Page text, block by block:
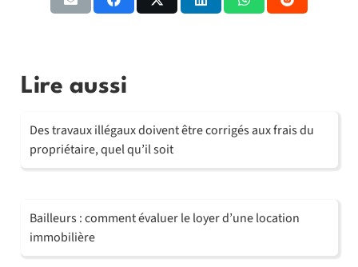
Lire aussi
Des travaux illégaux doivent être corrigés aux frais du
propriétaire, quel qu’il soit
Bailleurs : comment évaluer le loyer d’une location
immobilière